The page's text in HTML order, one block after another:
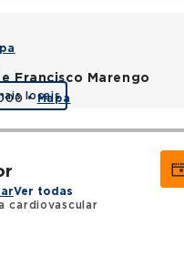
Francisco Marengo
•Mapa
locais
Ver todas
cardiovascular